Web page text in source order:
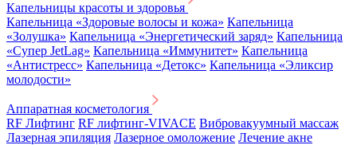
Капельницы красоты и здоровья
Капельница «Здоровые волосы и кожа» Капельница
«Золушка» Капельница «Энергетический заряд» Капельница
«Супер JetLag» Капельница «Иммунитет» Капельница
«Антистресс» Капельница «Детокс» Капельница «Эликсир
молодости»
Аппаратная косметология
RF Лифтинг RF лифтинг-VIVACE Вибровакуумный массаж
Лазерная эпиляция Лазерное омоложение Лечение акне